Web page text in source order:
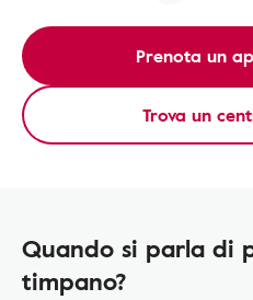
Prenota un
Trova un
Quando si parla di
timpano?